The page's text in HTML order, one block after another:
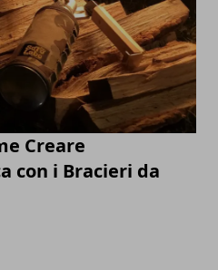
Creare
con i Bracieri da